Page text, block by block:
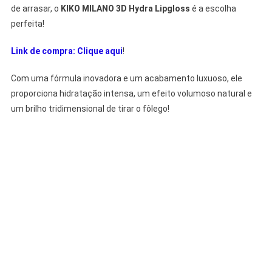
de arrasar, o KIKO MILANO 3D Hydra Lipgloss é a escolha
perfeita!
Link de compra: Clique aqui!
Com uma fórmula inovadora e um acabamento luxuoso, ele
proporciona hidratação intensa, um efeito volumoso natural e
um brilho tridimensional de tirar o fôlego!